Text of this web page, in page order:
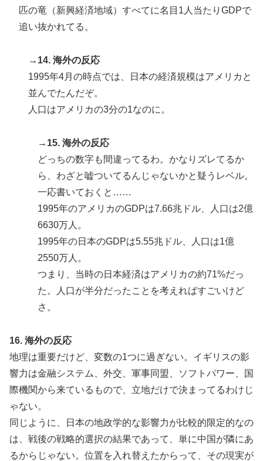
匹の竜（新興経済地域）すべてに名目1人当たりGDPで
追い抜かれてる。
→14. 海外の反応
1995年4月の時点では、日本の経済規模はアメリカと
並んでたんだぞ。
人口はアメリカの3分の1なのに。
→15. 海外の反応
どっちの数字も間違ってるわ。かなりズレてるか
ら、わざと嘘ついてるんじゃないかと疑うレベル。
一応書いておくと……
1995年のアメリカのGDPは7.66兆ドル、人口は2億
6630万人。
1995年の日本のGDPは5.55兆ドル、人口は1億
2550万人。
つまり、当時の日本経済はアメリカの約71%だっ
た。人口が半分だったことを考えればすごいけど
さ。
16. 海外の反応
地理は重要だけど、変数の1つに過ぎない。イギリスの影
響力は金融システム、外交、軍事同盟、ソフトパワー、国
際機関から来ているもので、立地だけで決まってるわけじ
ゃない。
同じように、日本の地政学的な影響力が比較的限定的なの
は、戦後の戦略的選択の結果であって、単に中国が隣にあ
るからじゃない。位置を入れ替えたからって、その現実が